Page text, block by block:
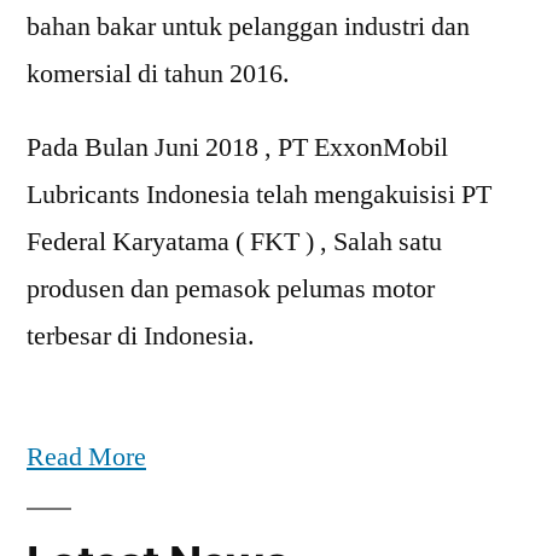
bahan bakar untuk pelanggan industri dan
komersial di tahun 2016.
Pada Bulan Juni 2018 , PT ExxonMobil
Lubricants Indonesia telah mengakuisisi PT
Federal Karyatama ( FKT ) , Salah satu
produsen dan pemasok pelumas motor
terbesar di Indonesia.
Read More